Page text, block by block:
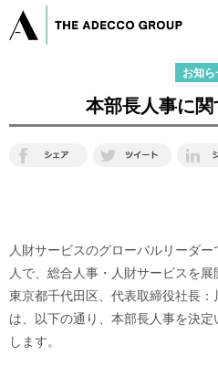
お知ら
本部長人事に
人財サービスのグローバルリーダ
人で、総合人事・人財サービスを
東京都千代田区、代表取締役社長：
は、以下の通り、本部長人事を決
します。